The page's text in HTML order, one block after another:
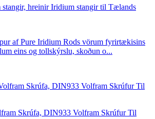
hreinir Iridium stangir til Tælands
af Pure Iridium Rods vörum fyrirtækisins
eins og tollskýrslu, skoðun o...
Skrúfa, DIN933 Volfram Skrúfur Til